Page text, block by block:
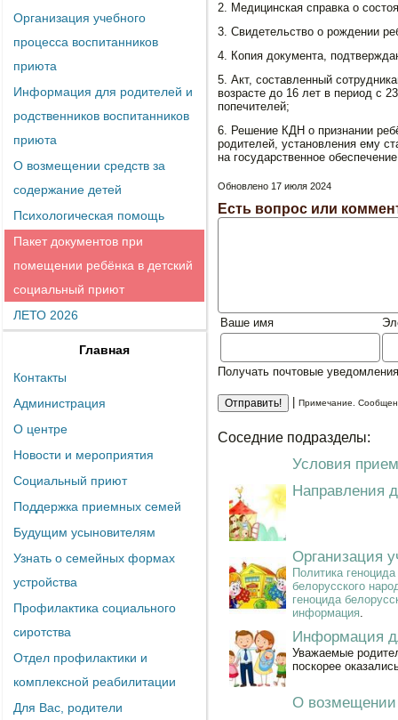
Организация учебного
процесса воспитанников
приюта
Информация для родителей и
родственников воспитанников
приюта
О возмещении средств за
содержание детей
Психологическая помощь
Пакет документов при
помещении ребёнка в детский
социальный приют
ЛЕТО 2026
Главная
Контакты
Администрация
О центре
Новости и мероприятия
Социальный приют
Поддержка приемных семей
Будущим усыновителям
Узнать о семейных формах
устройства
Профилактика социального
сиротства
Отдел профилактики и
комплексной реабилитации
Для Вас, родители
2. Медицинская справка о
3. Свидетельство о рождении
4. Копия документа,
5. Акт, составленный
возрасте до 16 лет в период с
попечителей;
6. Решение КДН о признании
родителей, установления ему
на государственное
Обновлено 17 июля 2024
Есть вопрос или
Ваше имя
Получать почтовые
Примечание.
Соседние подразделы:
Условия
Направления
Организация
Политика
белорусского
геноцида
информация.
Информация
Уважаемые
поскорее
О возмещении